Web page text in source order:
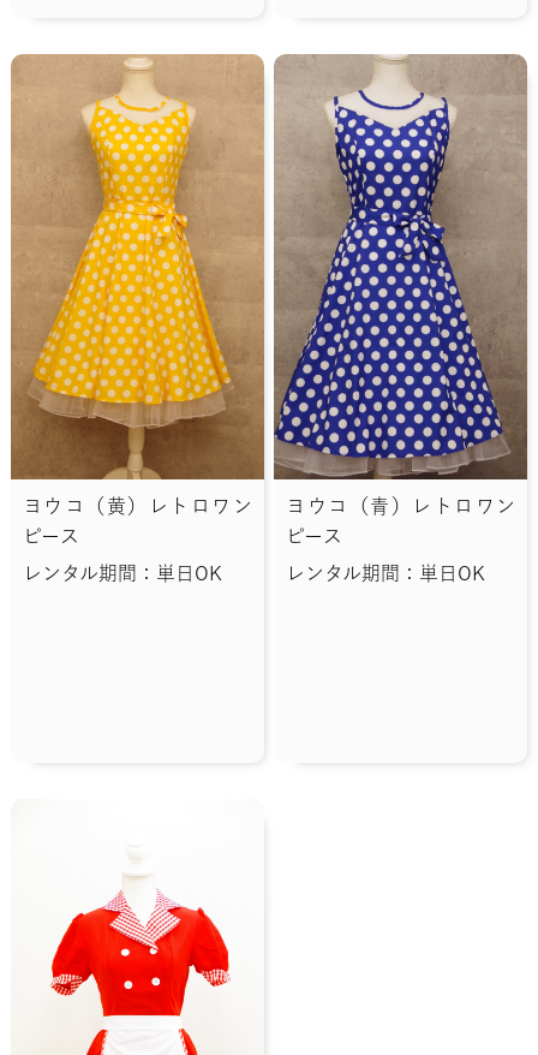
ヨウコ（黄）レトロワン
ピース
レンタル期間：単日OK
ヨウコ（青）レトロワン
ピース
レンタル期間：単日OK